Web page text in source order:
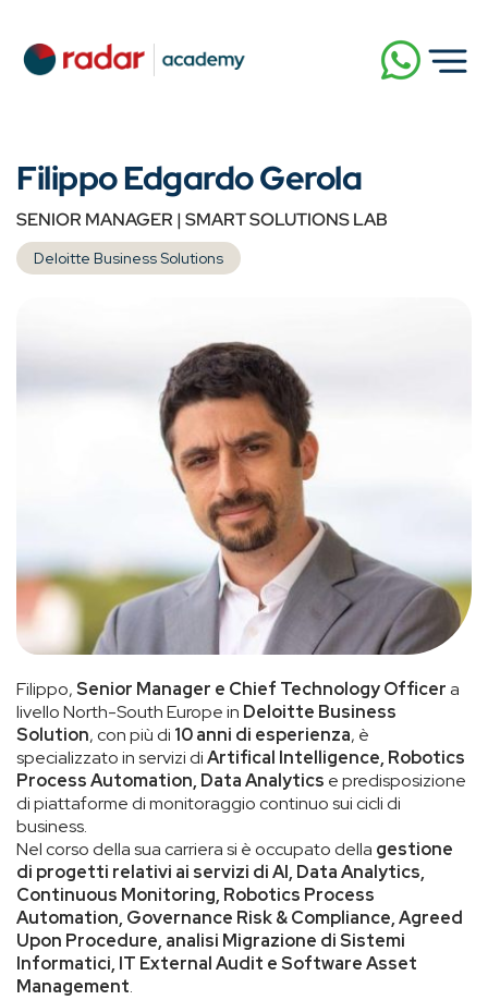
Filippo Edgardo Gerola
SENIOR MANAGER | SMART SOLUTIONS LAB
Deloitte Business Solutions
Filippo,Senior Manager e Chief Technology Officera
livello North-South Europe in Deloitte Business
Solution, con più di 10 anni di esperienza, è
specializzato in servizi diArtifical Intelligence, Robotics
Process Automation, Data Analytics e predisposizione
di piattaforme di monitoraggio continuo sui cicli di
business.
Nel corso della sua carriera si è occupato della gestione
di progetti relativi ai servizi di AI, Data Analytics,
Continuous Monitoring, Robotics Process
Automation, Governance Risk & Compliance, Agreed
Upon Procedure, analisi Migrazione di Sistemi
Informatici, IT External Audit e Software Asset
Management.